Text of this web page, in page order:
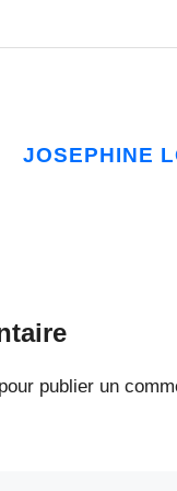
JOSEPHINE
pour publier un